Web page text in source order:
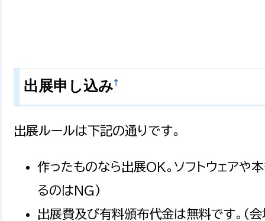
出展申し込み†
出展ルールは下記の通りです。
作ったものなら出展OK。ソフトウェアや
るのはNG)
出展費及び有料頒布代金は無料です。(